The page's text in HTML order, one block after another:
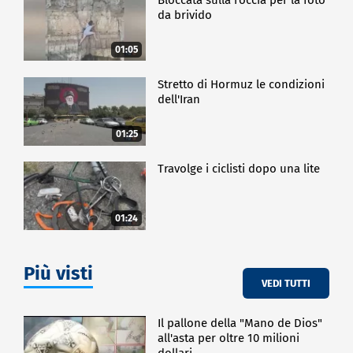
E, tra i Paesi verso i quali Parma Food Valley esporta,
Francia e Germania sono stabilmente ai primi due
posti, ma la crescita maggiore nell'ultimo anno è
stata fatta registrare dagli Stati Uniti d'America.
Dato ancora più significativo alla luce di una
situazione geopolitica complessa e minacciata
anche dal ritorno dei dazi.
CRONACA
01:05
da brivido
01:25
Stretto di Hormuz le condizioni
dell'Iran
01:24
Travolge i ciclisti dopo una lite
Più visti VEDI TUTTI
Il pallone della "Mano de Dios"
all'asta per oltre 10 milioni